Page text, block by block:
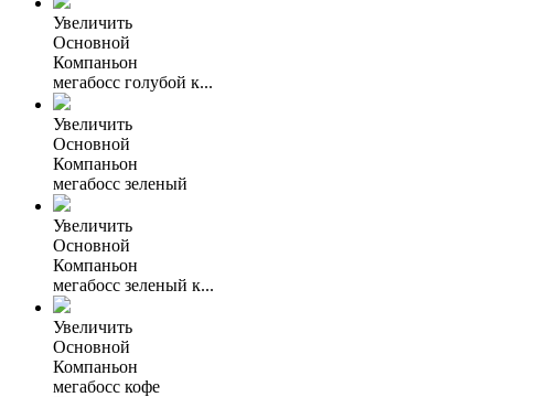
Увеличить
Основной
Компаньон
мегабосс голубой к...
Увеличить
Основной
Компаньон
мегабосс зеленый
Увеличить
Основной
Компаньон
мегабосс зеленый к...
Увеличить
Основной
Компаньон
мегабосс кофе